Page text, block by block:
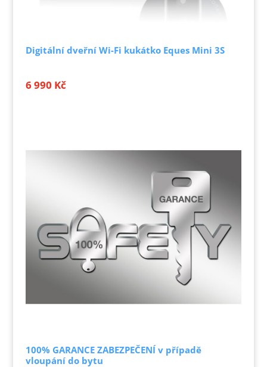
Digitální dveřní Wi-Fi kukátko Eques Mini 3S
6 990 Kč
100% GARANCE ZABEZPEČENÍ v případě
vloupání do bytu